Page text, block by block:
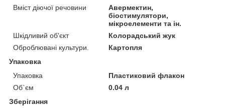
Вміст діючої речовини
Авермектин,
біостимулятори,
мікроелементи та ін.
Шкідливий об'єкт
Колорадський жук
Оброблювані культури.
Картопля
Упаковка
Упаковка
Пластиковий флакон
Об`єм
0.04 л
Зберігання